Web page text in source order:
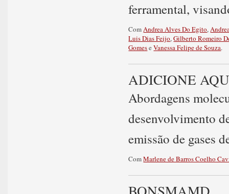
ferramental,
ComAndrea Alves Do Egito,
Luis Dias Feijo,Gilberto Romeiro
GomeseVanessa Felipe de Souza.
ADICIONE
Abordagens
desenvolvimento
emissão de gases
ComMarlene de Barros Coelho